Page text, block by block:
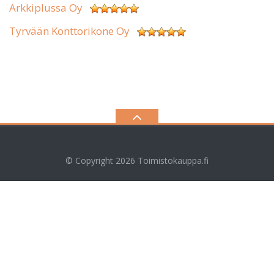
Arkkiplussa Oy
Tyrvään Konttorikone Oy
© Copyright 2026 Toimistokauppa.fi